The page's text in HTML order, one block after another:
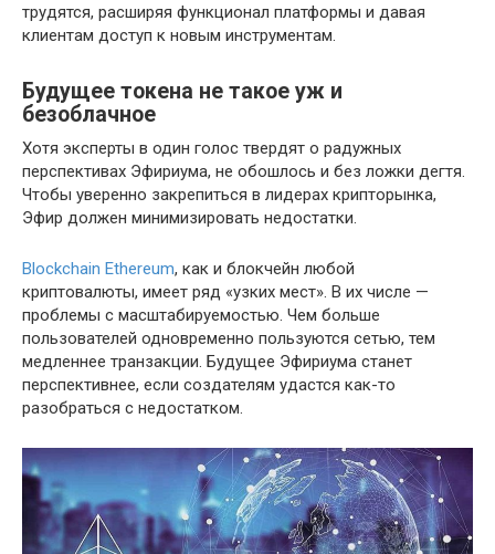
трудятся, расширяя функционал платформы и давая
клиентам доступ к новым инструментам.
Будущее токена не такое уж и
безоблачное
Хотя эксперты в один голос твердят о радужных
перспективах Эфириума, не обошлось и без ложки дегтя.
Чтобы уверенно закрепиться в лидерах крипторынка,
Эфир должен минимизировать недостатки.
Blockchain Ethereum, как и блокчейн любой
криптовалюты, имеет ряд «узких мест». В их числе —
проблемы с масштабируемостью. Чем больше
пользователей одновременно пользуются сетью, тем
медленнее транзакции. Будущее Эфириума станет
перспективнее, если создателям удастся как-то
разобраться с недостатком.